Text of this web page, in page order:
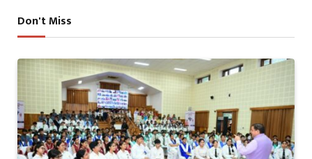
Don't Miss